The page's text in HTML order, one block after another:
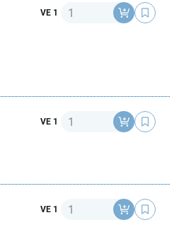
VE 1 Anzahl
VE 1 Anzahl
VE 1 Anzahl